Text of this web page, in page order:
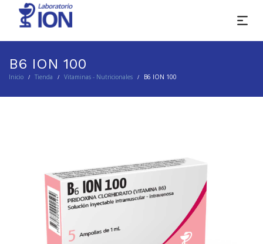
B6 ION 100
Inicio / Tienda / Vitaminas - Nutricionales / B6 ION 100